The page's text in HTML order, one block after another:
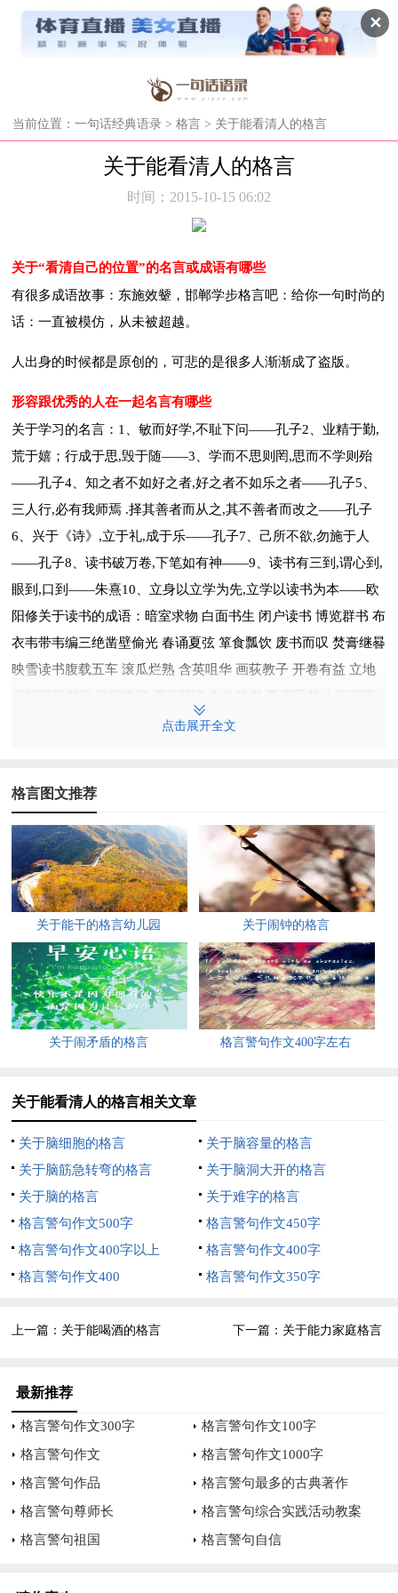
✕
当前位置： 一句话经典语录 > 格言 > 关于能看清人的格言
关于能看清人的格言
时间：2015-10-15 06:02
关于“看清自己的位置”的名言或成语有哪些
有很多成语故事：东施效颦，邯郸学步格言吧：给你一句时尚的
话：一直被模仿，从未被超越。
人出身的时候都是原创的，可悲的是很多人渐渐成了盗版。
形容跟优秀的人在一起名言有哪些
关于学习的名言：1、敏而好学,不耻下问——孔子2、业精于勤,
荒于嬉；行成于思,毁于随——3、学而不思则罔,思而不学则殆
——孔子4、知之者不如好之者,好之者不如乐之者——孔子5、
三人行,必有我师焉 .择其善者而从之,其不善者而改之——孔子
6、兴于《诗》,立于礼,成于乐——孔子7、己所不欲,勿施于人
——孔子8、读书破万卷,下笔如有神——9、读书有三到,谓心到,
眼到,口到——朱熹10、立身以立学为先,立学以读书为本——欧
阳修关于读书的成语：暗室求物 白面书生 闭户读书 博览群书 布
衣韦带韦编三绝凿壁偷光 春诵夏弦 箪食瓢饮 废书而叹 焚膏继晷
映雪读书腹载五车 滚瓜烂熟 含英咀华 画荻教子 开卷有益 立地
然荻读书 三余读书 十年寒窗 诗礼之家 十行俱下 书香门第十年
关于“看清事实”的名言名句有哪些
1每天提醒自己，不要忘记理想，不要忘记目标；每天提醒自
己，不要忘记学习，不要忘记看书；每天提醒自己，不要忘记包
容，不要忘却善心；每天提醒自己，不要忘记身体，不要忘记锻
炼；每天提醒自己，不要忘记美丽，不要忘记快乐；每天提醒自
己，不要忘记爸妈，不要忘记亲人。
1热点语录:做一件事情，不管有多难，会不会有结果，这些都不
重要，即使失败了也无可厚非，关键是你有没有勇气解脱束缚的
手脚，有没有胆量勇敢地面对。
不要在事情开始的时候畏首畏尾，不要在事情进行的时候瞻前顾
后，唯有如此，一切才皆有可能。
有没有人知道关于这不是一个看见的社会的名言可以吗
我觉得应该是，参考:爱国不是口号，而是神圣天职。
—— 何厚铧
关于发现别人优点的名言
石头●你老虎口大，我野牛颈粗●车夫的脚，律师的嘴●闪闪发光
它对应的长处，两者相辅相成，生死与共（阿纳托尔·法朗士）●
我们的美德和缺点是一对亲密的夫妻，生下的孩子既像父亲也像
母亲（哈利法克斯）●人有所犹，固有所劣；人有所工，固有所
拙（论衡）●人各有能有不能●瑕瑜互见，长短并存●张飞粗中有
细，诸葛细中有粗●在最洁白的布上，污点最显而易见（英国）
点击展开全文
格言图文推荐
关于能干的格言幼儿园 关于闹钟的格言
关于闹矛盾的格言 格言警句作文400字左右
关于能看清人的格言相关文章
关于脑细胞的格言
关于脑容量的格言
关于脑筋急转弯的格言
关于脑洞大开的格言
关于脑的格言
关于难字的格言
格言警句作文500字
格言警句作文450字
格言警句作文400字以上
格言警句作文400字
格言警句作文400
格言警句作文350字
上一篇： 关于能喝酒的格言 下一篇： 关于能力家庭格言
最新推荐
格言警句作文300字
格言警句作文100字
格言警句作文
格言警句作文1000字
格言警句作品
格言警句最多的古典著作
格言警句尊师长
格言警句综合实践活动教案
格言警句祖国
格言警句自信